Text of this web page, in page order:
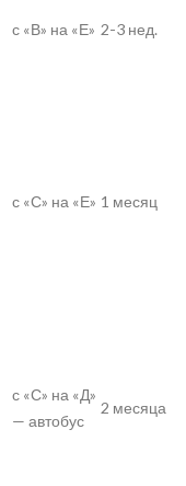
с «В» на «Е» 2-3 нед.
с «С» на «Е» 1 месяц
с «С» на «Д»
— автобус
2 месяца